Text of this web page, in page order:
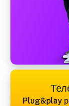
Plug&play